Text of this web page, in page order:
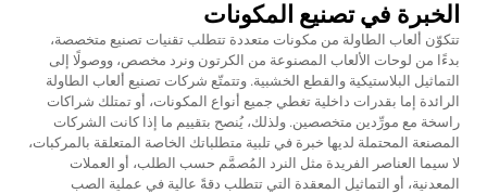
الخبرة في تصنيع المكونات
تتكوّن ألعاب الطاولة من مكونات متعددة تتطلب تقنيات تصنيع متخصصة،
بدءًا من لوحات الألعاب المصنوعة من الكرتون ونرد مخصص، ووصولًا إلى
التماثيل البلاستيكية والقطع الخشبية. وتتمتّع شركات تصنيع ألعاب الطاولة
الرائدة إما بقدرات داخلية تغطي جميع أنواع المكونات، أو تمتلك شراكات
راسخة مع مورِّدين متخصصين. ولذلك، يُنصح بتقييم ما إذا كانت الشركات
المصنعة المحتملة لديها خبرة في تلبية متطلباتك الخاصة المتعلقة بالمركبات،
لا سيما العناصر الفريدة مثل النرد المُصمَّم حسب الطلب، أو العملات
المعدنية، أو التماثيل المعقدة التي تتطلب دقةً عالية في عملية الصب